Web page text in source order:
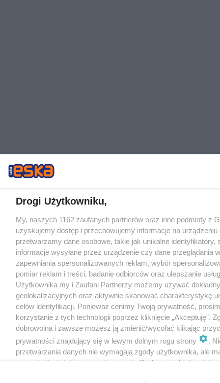
Drogi Użytkowniku,
My, naszych 1162 zaufanych partnerów oraz inne podmioty z
uzyskujemy dostęp i przechowujemy informacje na urządzeniu
przetwarzamy dane osobowe, takie jak unikalne identyfikatory,
informacje wysyłane przez urządzenie czy dane przeglądania
zapewniania spersonalizowanych reklam, wybór
pomiar reklam i treści, badanie odbiorców oraz ulepszanie
Użytkownika my i Zaufani Partnerzy możemy używać
geolokalizacyjnych oraz aktywnie skanować charakterystykę
celów identyfikacji. Ponieważ cenimy Twoją prywatność,
korzystanie z tych technologii poprzez kliknięcie „Akceptuję”.
dobrowolna i zawsze możesz ją zmienić/wycofać klikając
prywatności znajdujący się w lewym dolnym rogu strony
.
przetwarzania danych nie wymagają zgody użytkownika, ale
sprzeciwić się takiemu przetwarzaniu. Preferencje będą miały